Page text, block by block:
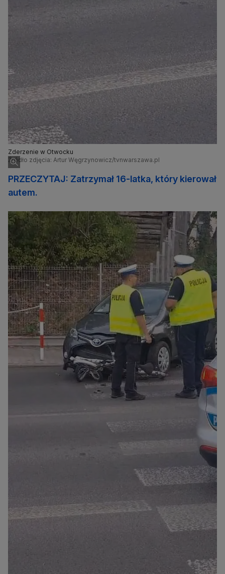
Zderzenie w Otwocku
Źródło zdjęcia: Artur Węgrzynowicz/tvnwarszawa.pl
PRZECZYTAJ: Zatrzymał 16-latka, który kierował
autem.